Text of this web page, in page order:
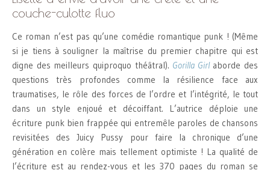
couche-culotte fluo
Ce roman n’est pas qu’une comédie romantique punk ! (Même
si je tiens à souligner la maîtrise du premier chapitre qui est
digne des meilleurs quiproquo théâtral). Gorilla Girlaborde des
questions très profondes comme la résilience face aux
traumatises, le rôle des forces de l’ordre et l’intégrité, le tout
dans un style enjoué et décoiffant. L’autrice déploie une
écriture punk bien frappée qui entremêle paroles de chansons
revisitées des Juicy Pussy pour faire la chronique d’une
génération en colère mais tellement optimiste ! La qualité de
l’écriture est au rendez-vous et les 370 pages du roman se